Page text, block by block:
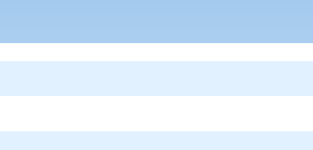
iar factura pt lucrari am primit-
Multumesc firmei Top Aer si